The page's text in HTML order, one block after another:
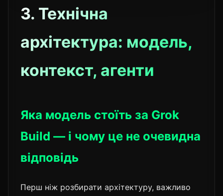
3. Технічна
архітектура: модель,
контекст, агенти
Яка модель стоїть за Grok
Build — і чому це не очевидна
відповідь
Перш ніж розбирати архітектуру, важливо